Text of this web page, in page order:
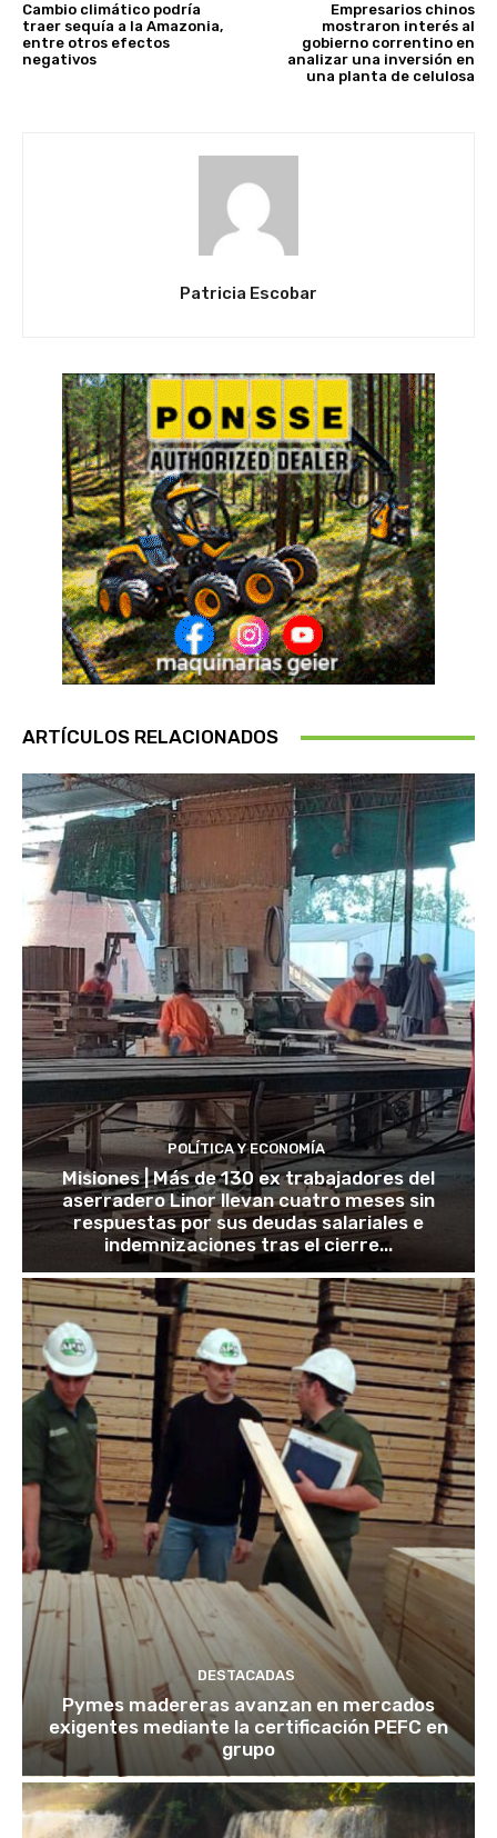
Cambio climático podría
traer sequía a la Amazonia,
entre otros efectos
negativos
Empresarios chinos
mostraron interés al
gobierno correntino en
analizar una inversión en
una planta de celulosa
Patricia Escobar
ARTÍCULOS RELACIONADOS
POLÍTICA Y ECONOMÍA
Misiones | Más de 130 ex trabajadores del
aserradero Linor llevan cuatro meses sin
respuestas por sus deudas salariales e
indemnizaciones tras el cierre...
DESTACADAS
Pymes madereras avanzan en mercados
exigentes mediante la certificación PEFC en
grupo